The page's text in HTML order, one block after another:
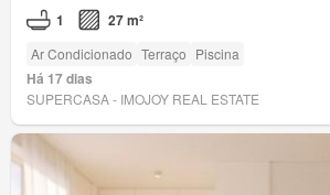
1 27 m²
Ar Condicionado Terraço Piscina
Há 17 dias
SUPERCASA - IMOJOY REAL ESTATE